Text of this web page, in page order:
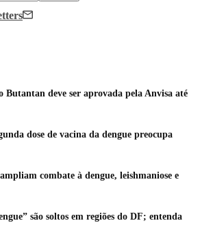
Butantan deve ser aprovada pela Anvisa até
dose de vacina da dengue preocupa
combate à dengue, leishmaniose e
são soltos em regiões do DF; entenda